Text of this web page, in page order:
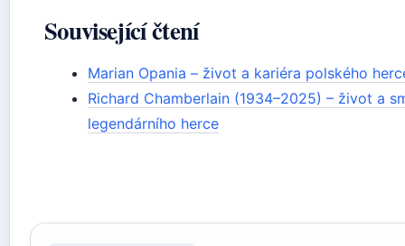
Související čtení
Marian Opania – život a kariéra polského
Richard Chamberlain (1934–2025) – život a
legendárního herce